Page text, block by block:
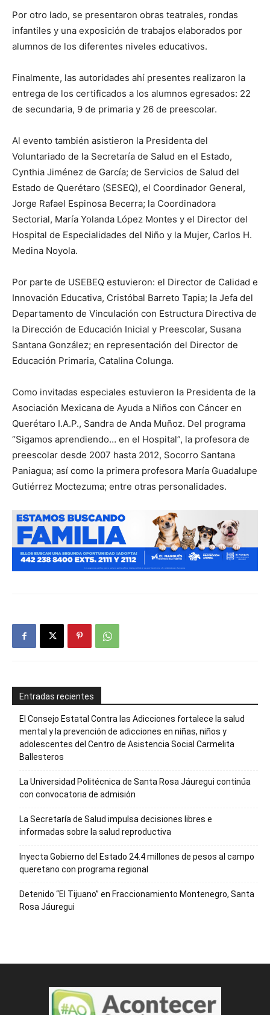
Por otro lado, se presentaron obras teatrales, rondas
infantiles y una exposición de trabajos elaborados por
alumnos de los diferentes niveles educativos.
Finalmente, las autoridades ahí presentes realizaron la
entrega de los certificados a los alumnos egresados: 22
de secundaria, 9 de primaria y 26 de preescolar.
Al evento también asistieron la Presidenta del
Voluntariado de la Secretaría de Salud en el Estado,
Cynthia Jiménez de García; de Servicios de Salud del
Estado de Querétaro (SESEQ), el Coordinador General,
Jorge Rafael Espinosa Becerra; la Coordinadora
Sectorial, María Yolanda López Montes y el Director del
Hospital de Especialidades del Niño y la Mujer, Carlos H.
Medina Noyola.
Por parte de USEBEQ estuvieron: el Director de Calidad e
Innovación Educativa, Cristóbal Barreto Tapia; la Jefa del
Departamento de Vinculación con Estructura Directiva de
la Dirección de Educación Inicial y Preescolar, Susana
Santana González; en representación del Director de
Educación Primaria, Catalina Colunga.
Como invitadas especiales estuvieron la Presidenta de la
Asociación Mexicana de Ayuda a Niños con Cáncer en
Querétaro I.A.P., Sandra de Anda Muñoz. Del programa
“Sigamos aprendiendo… en el Hospital”, la profesora de
preescolar desde 2007 hasta 2012, Socorro Santana
Paniagua; así como la primera profesora María Guadalupe
Gutiérrez Moctezuma; entre otras personalidades.
Entradas recientes
El Consejo Estatal Contra las Adicciones fortalece la salud
mental y la prevención de adicciones en niñas, niños y
adolescentes del Centro de Asistencia Social Carmelita
Ballesteros
La Universidad Politécnica de Santa Rosa Jáuregui continúa
con convocatoria de admisión
La Secretaría de Salud impulsa decisiones libres e
informadas sobre la salud reproductiva
Inyecta Gobierno del Estado 24.4 millones de pesos al campo
queretano con programa regional
Detenido “El Tijuano” en Fraccionamiento Montenegro, Santa
Rosa Jáuregui